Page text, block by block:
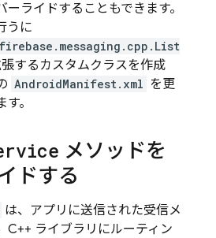
ライドすることもできます。
うに
するカスタムクラスを作成
AndroidManifest.xml を更
。
メソッドを
ドする
は、アプリに送信された受信メ
C++ ライブラリにルーティン